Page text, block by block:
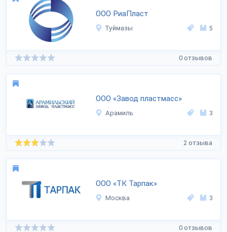
ООО РиаПласт
Туймазы 5
0 отзывов
ООО «Завод пластмасс»
Арамиль 3
2 отзыва
ООО «ТК Тарпак»
Москва 3
0 отзывов